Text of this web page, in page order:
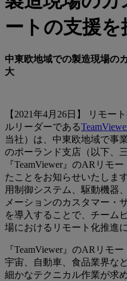
ートの支援を
中東欧地域での製造現場の
大
【2021年4月26日】 リモー
ルリーダーである
当社）は、中東欧地域で事
のポーランド支店（以下、
『TeamViewer』のARリモ
たことをお知らせいたしま
用制御システム、駆動機器
メーションのカスタマー・
を導入することで、チーム
場におけるリモート化推進
『TeamViewer』のARリモ
宇宙、自動車、食品業界な
細かなテクニカル作業が求